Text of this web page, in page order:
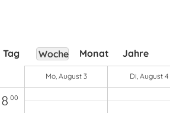
Tag Woche Monat Jahre
Mo, August 3 Di, August 4
6
8 00